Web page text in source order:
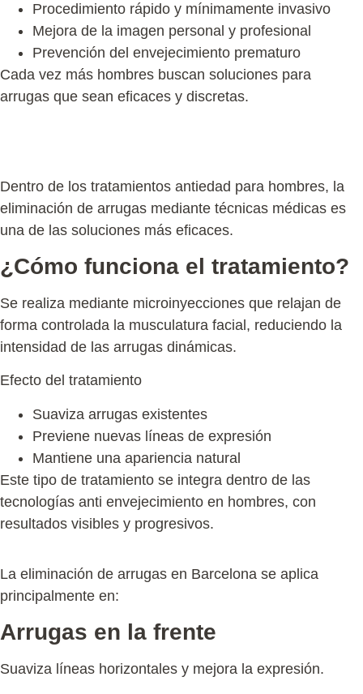
Procedimiento rápido y mínimamente invasivo
Mejora de la imagen personal y profesional
Prevención del envejecimiento prematuro
Cada vez más hombres buscan soluciones para
arrugas que sean eficaces y discretas.
Dentro de los tratamientos antiedad para hombres, la
eliminación de arrugas mediante técnicas médicas es
una de las soluciones más eficaces.
¿Cómo funciona el tratamiento?
Se realiza mediante microinyecciones que relajan de
forma controlada la musculatura facial, reduciendo la
intensidad de las arrugas dinámicas.
Efecto del tratamiento
Suaviza arrugas existentes
Previene nuevas líneas de expresión
Mantiene una apariencia natural
Este tipo de tratamiento se integra dentro de las
tecnologías anti envejecimiento en hombres, con
resultados visibles y progresivos.
La eliminación de arrugas en Barcelona se aplica
principalmente en:
Arrugas en la frente
Suaviza líneas horizontales y mejora la expresión.